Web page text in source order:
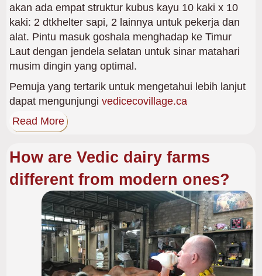
akan ada empat struktur kubus kayu 10 kaki x 10
kaki: 2 dtkhelter sapi, 2 lainnya untuk pekerja dan
alat. Pintu masuk goshala menghadap ke Timur
Laut dengan jendela selatan untuk sinar matahari
musim dingin yang optimal.
Pemuja yang tertarik untuk mengetahui lebih lanjut
dapat mengunjungivedicecovillage.ca
Read More
How are Vedic dairy farms
different from modern ones?
Gambar